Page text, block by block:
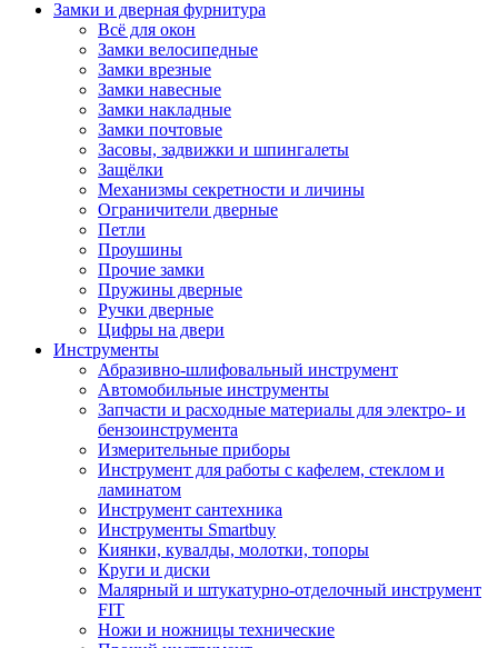
Замки и дверная фурнитура
Всё для окон
Замки велосипедные
Замки врезные
Замки навесные
Замки накладные
Замки почтовые
Засовы, задвижки и шпингалеты
Защёлки
Механизмы секретности и личины
Ограничители дверные
Петли
Проушины
Прочие замки
Пружины дверные
Ручки дверные
Цифры на двери
Инструменты
Абразивно-шлифовальный инструмент
Автомобильные инструменты
Запчасти и расходные материалы для электро- и
бензоинструмента
Измерительные приборы
Инструмент для работы с кафелем, стеклом и
ламинатом
Инструмент сантехника
Инструменты Smartbuy
Киянки, кувалды, молотки, топоры
Круги и диски
Малярный и штукатурно-отделочный инструмент
FIT
Ножи и ножницы технические